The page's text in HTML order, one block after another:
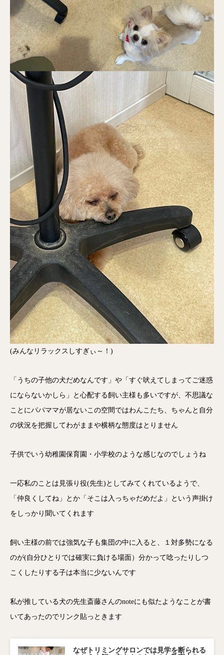
(みんなリラックスしすぎぃ～！)
「うちの子他の犬だめなんです」や「すぐ吠えてしまってご迷惑
にならないかしら」と心配する飼い主様も多いですが、不思議な
ことにパパママが居ないこの空間ではわんこたち、ちゃんと自分
の状況を把握してわがままや横柄な態度はとりません
子供でいう幼稚園保育園・小学校のような感じなのでしょうね
一応私のことは見張り役(先生)としてみてくれているようで、
「仲良くしてね」とか「そこは入っちゃだめだよ」という声掛け
をしっかり聞いてくれます
飼い主様の前では強気な子も集団の中に入ると、１対多勢になる
のが(自分ひとりでは確実に負ける場面）分かって唸ったりしつ
こくしたりする子は本当に少ないんです
私が推している犬の先生斎藤さんのnoteにも似たようなことが書
いてあったのでリンク貼っときます
なぜトリミングサロンでは見学を断られる